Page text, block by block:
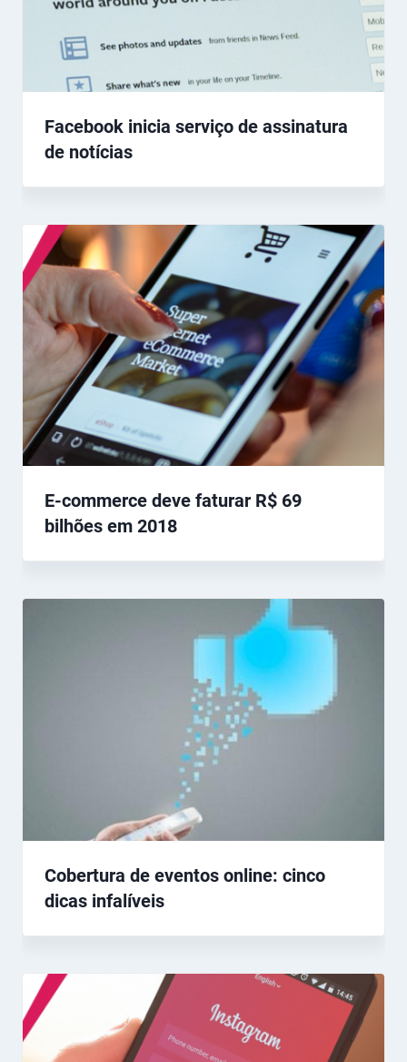
Facebook inicia serviço de assinatura
de notícias
E-commerce deve faturar R$ 69
bilhões em 2018
Cobertura de eventos online: cinco
dicas infalíveis